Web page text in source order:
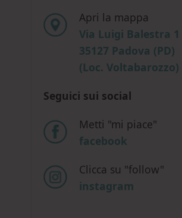
Apri la mappa
Via Luigi Balestra 1
35127 Padova (PD)
(Loc. Voltabarozzo)
Seguici sui social
Metti "mi piace"
facebook
Clicca su "follow"
instagram